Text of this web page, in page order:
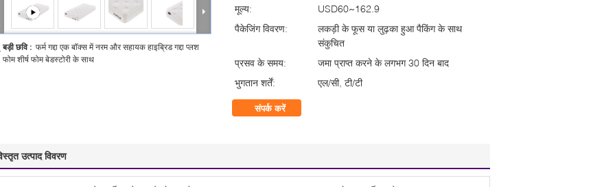
बड़ी छवि : फर्म गद्दा एक बॉक्स में नरम और सहायक हाइब्रिड गद्दा प्लश
फोम शीर्ष फोम बेडस्टोरी के साथ
मूल्य:
USD60~162.9
पैकेजिंग विवरण:
लकड़ी के फूस या लुढ़का हुआ पैकिंग के साथ
संकुचित
प्रसव के समय:
जमा प्राप्त करने के लगभग 30 दिन बाद
भुगतान शर्तें:
एल/सी, टी/टी
संपर्क करें
उत्पाद विवरण